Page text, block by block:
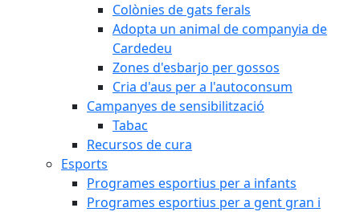
Colònies de gats ferals
Adopta un animal de companyia de
Cardedeu
Zones d'esbarjo per gossos
Cria d'aus per a l'autoconsum
Campanyes de sensibilització
Tabac
Recursos de cura
Esports
Programes esportius per a infants
Programes esportius per a gent gran i